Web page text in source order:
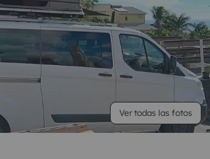
Ver todas las fotos